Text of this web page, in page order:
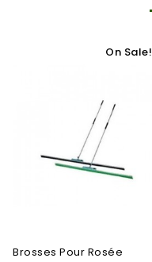
On Sale!
Brosses Pour Rosée